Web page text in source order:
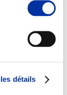
détails